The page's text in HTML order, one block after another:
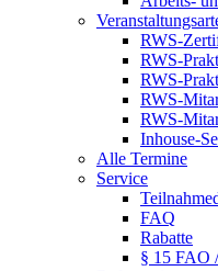
RWS-
RWS-
RWS-
RWS-
RWS-
Inhouse-
Alle Termine
Service
FAQ
Rabatte
§ 15 FAO